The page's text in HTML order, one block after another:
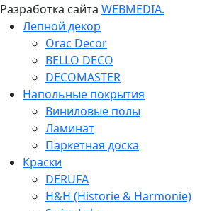
Разработка сайта WEBMEDIA.
Лепной декор
Orac Decor
BELLO DECO
DECOMASTER
Напольные покрытия
Виниловые полы
Ламинат
Паркетная доска
Краски
DERUFA
H&H (Historie & Harmonie)